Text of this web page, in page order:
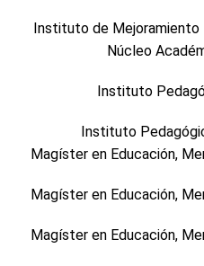
Instituto de
Núcleo
Instituto
Instituto
Magíster en Educación,
Magíster en Educación,
Magíster en Educación,